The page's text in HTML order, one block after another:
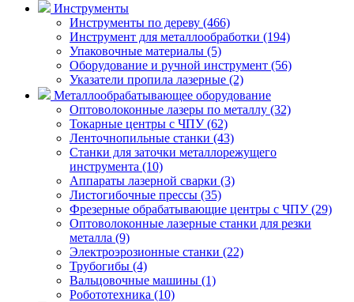
Инструменты
Инструменты по дереву (466)
Инструмент для металлообработки (194)
Упаковочные материалы (5)
Оборудование и ручной инструмент (56)
Указатели пропила лазерные (2)
Металлообрабатывающее оборудование
Оптоволоконные лазеры по металлу (32)
Токарные центры с ЧПУ (62)
Ленточнопильные станки (43)
Станки для заточки металлорежущего
инструмента (10)
Аппараты лазерной сварки (3)
Листогибочные прессы (35)
Фрезерные обрабатывающие центры с ЧПУ (29)
Оптоволоконные лазерные станки для резки
металла (9)
Электроэрозионные станки (22)
Трубогибы (4)
Вальцовочные машины (1)
Робототехника (10)